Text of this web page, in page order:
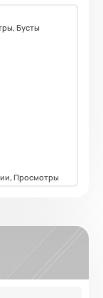
Бусты
Просмотры